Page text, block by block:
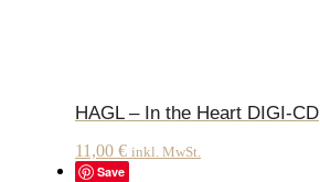
HAGL – In the Heart DIGI-CD
11,00 € inkl. MwSt.
Save